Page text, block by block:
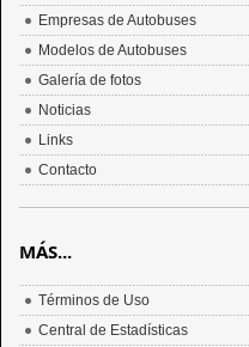
Empresas de Autobuses
Modelos de Autobuses
Galería de fotos
Noticias
Links
Contacto
MÁS...
Términos de Uso
Central de Estadísticas